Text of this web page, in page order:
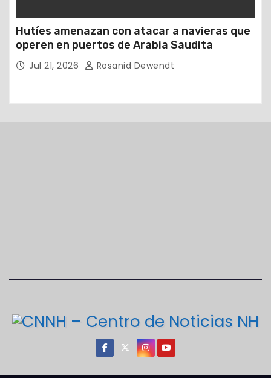
Hutíes amenazan con atacar a navieras que
operen en puertos de Arabia Saudita
Jul 21, 2026 Rosanid Dewendt